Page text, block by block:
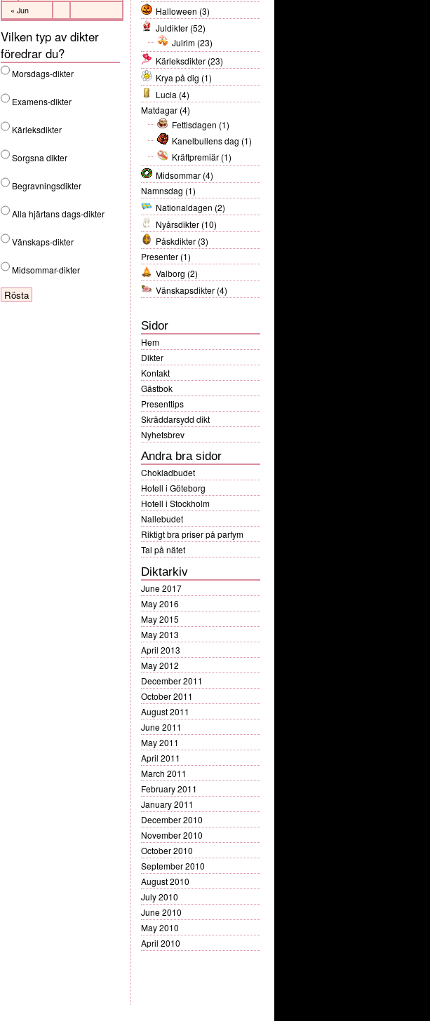
Halloween (3)
Juldikter (52)
Julrim (23)
Kärleksdikter (23)
Krya på dig (1)
Lucia (4)
Matdagar (4)
Fettisdagen (1)
Kanelbullens dag (1)
Kräftpremiär (1)
Midsommar (4)
Namnsdag (1)
Nationaldagen (2)
Nyårsdikter (10)
Påskdikter (3)
Presenter (1)
Valborg (2)
Vänskapsdikter (4)
Sidor
Hem
Dikter
Kontakt
Gästbok
Presenttips
Skräddarsydd dikt
Nyhetsbrev
Andra bra sidor
Chokladbudet
Hotell i Göteborg
Hotell i Stockholm
Nallebudet
Riktigt bra priser på parfym
Tal på nätet
Diktarkiv
June 2017
May 2016
May 2015
May 2013
April 2013
May 2012
December 2011
October 2011
August 2011
June 2011
May 2011
April 2011
March 2011
February 2011
January 2011
December 2010
November 2010
October 2010
September 2010
August 2010
July 2010
June 2010
May 2010
April 2010
« Jun
Vilken typ av dikter
föredrar du?
Morsdags-dikter
Examens-dikter
Kärleksdikter
Sorgsna dikter
Begravningsdikter
Alla hjärtans dags-dikter
Vänskaps-dikter
Midsommar-dikter